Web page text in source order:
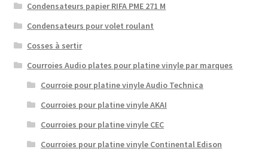
Condensateurs papier RIFA PME 271 M
Condensateurs pour volet roulant
Cosses à sertir
Courroies Audio plates pour platine vinyle par marques
Courroie pour platine vinyle Audio Technica
Courroies pour platine vinyle AKAI
Courroies pour platine vinyle CEC
Courroies pour platine vinyle Continental Edison